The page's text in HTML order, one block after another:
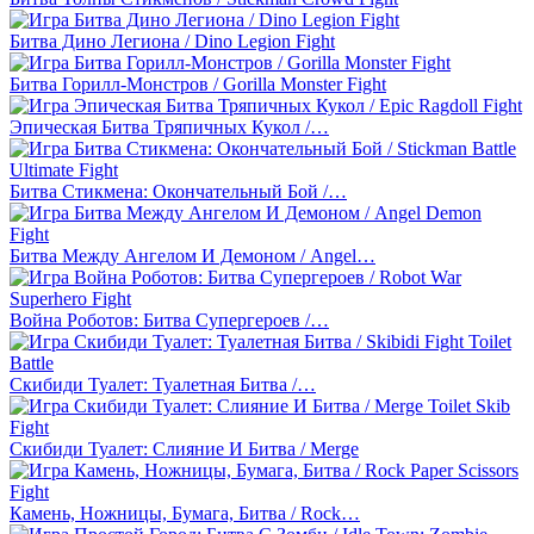
Битва Дино Легиона / Dino Legion Fight
Битва Горилл-Монстров / Gorilla Monster Fight
Эпическая Битва Тряпичных Кукол /…
Битва Стикмена: Окончательный Бой /…
Битва Между Ангелом И Демоном / Angel…
Война Роботов: Битва Супергероев /…
Скибиди Туалет: Туалетная Битва /…
Скибиди Туалет: Слияние И Битва / Merge
Камень, Ножницы, Бумага, Битва / Rock…